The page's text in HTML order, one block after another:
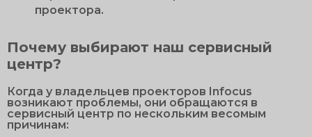
проектора.
Почему выбирают наш сервисный
центр?
Когда у владельцев проекторов Infocus
возникают проблемы, они обращаются в
сервисный центр по нескольким весомым
причинам: